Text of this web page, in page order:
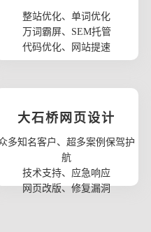
整站优化、单词优化
万词霸屏、SEM托管
代码优化、网站提速
大石桥网页设计
多知名客户、超多案例保驾护
航
技术支持、应急响应
网页改版、修复漏洞